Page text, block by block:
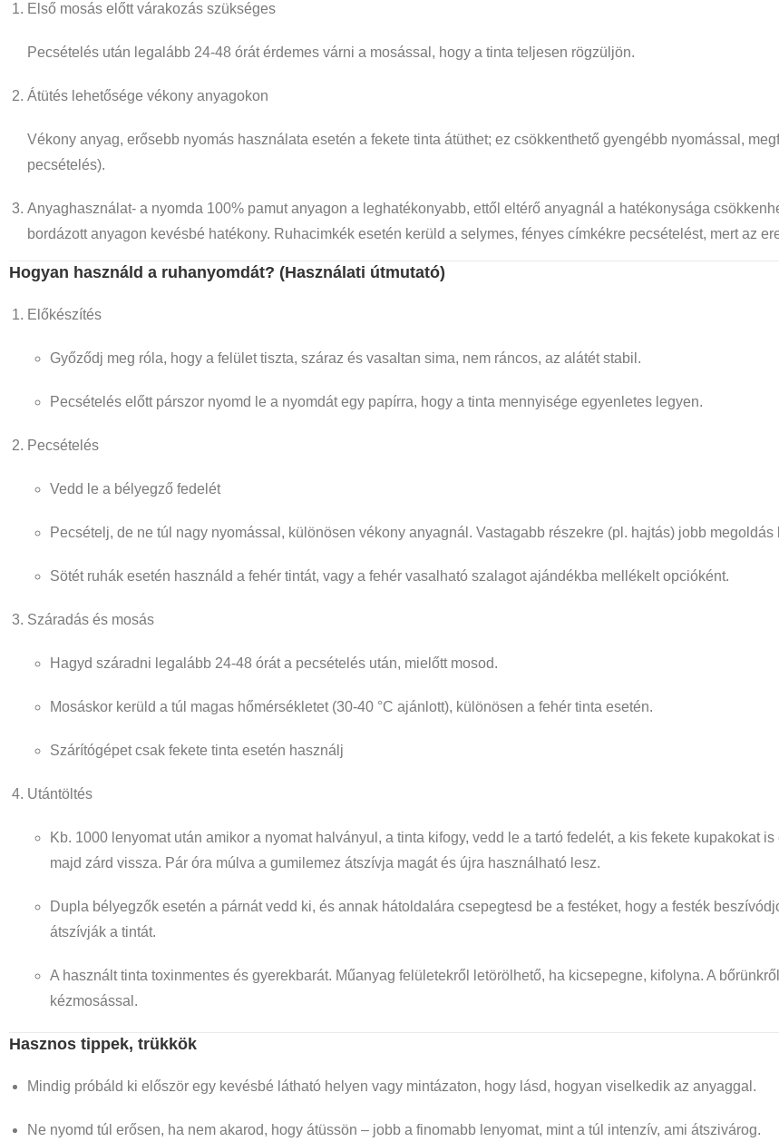
Első mosás előtt várakozás szükséges
Pecsételés után legalább 24-48 órát érdemes várni a mosással, hogy a tinta teljesen rögzüljön.
Átütés lehetősége vékony anyagokon
Vékony anyag, erősebb nyomás használata esetén a fekete tinta átüthet; ez csökkenthető gyengébb nyomással,
pecsételés).
Anyaghasználat- a nyomda 100% pamut anyagon a leghatékonyabb, ettől eltérő anyagnál a hatékonysága
bordázott anyagon kevésbé hatékony. Ruhacimkék esetén kerüld a selymes, fényes címkékre pecsételést, mert az
Hogyan használd a ruhanyomdát? (Használati útmutató)
Előkészítés
Győződj meg róla, hogy a felület tiszta, száraz és vasaltan sima, nem ráncos, az alátét stabil.
Pecsételés előtt párszor nyomd le a nyomdát egy papírra, hogy a tinta mennyisége egyenletes legyen.
Pecsételés
Vedd le a bélyegző fedelét
Pecsételj, de ne túl nagy nyomással, különösen vékony anyagnál. Vastagabb részekre (pl. hajtás) jobb megoldás
Sötét ruhák esetén használd a fehér tintát, vagy a fehér vasalható szalagot ajándékba mellékelt opcióként.
Száradás és mosás
Hagyd száradni legalább 24-48 óráta pecsételés után, mielőtt mosod.
Mosáskor kerüld a túl magas hőmérsékletet (30-40 °C ajánlott), különösen a fehér tinta esetén.
Szárítógépet csak fekete tinta esetén használj
Utántöltés
Kb. 1000 lenyomat után amikor a nyomat halványul, a tinta kifogy, vedd le a tartó fedelét, a kis fekete kupakokat
majd zárd vissza. Pár óra múlva a gumilemez átszívja magát és újra használható lesz.
Dupla bélyegzők esetén a párnát vedd ki, és annak hátoldalára csepegtesd be a festéket, hogy a festék
átszívják a tintát.
A használt tinta toxinmentes és gyerekbarát. Műanyag felületekről letörölhető, ha kicsepegne, kifolyna. A
kézmosással.
Hasznos tippek, trükkök
Mindig próbáld ki először egy kevésbé látható helyen vagy mintázaton, hogy lásd, hogyan viselkedik az anyaggal.
Ne nyomd túl erősen, ha nem akarod, hogy átüssön – jobb a finomabb lenyomat, mint a túl intenzív, ami átszivárog.